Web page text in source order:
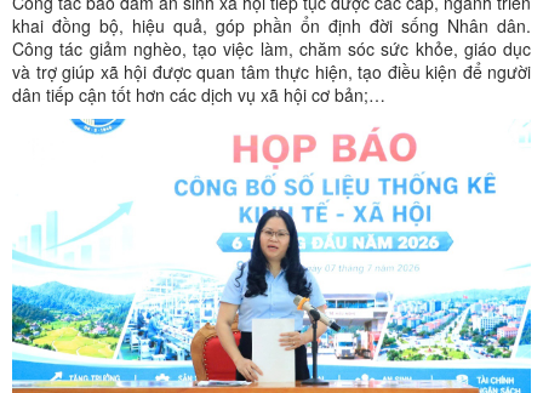
khai đồng bộ, hiệu quả, góp phần ổn định đời sống Nhân dân.
Công tác giảm nghèo, tạo việc làm, chăm sóc sức khỏe, giáo dục
và trợ giúp xã hội được quan tâm thực hiện, tạo điều kiện để người
dân tiếp cận tốt hơn các dịch vụ xã hội cơ bản;…